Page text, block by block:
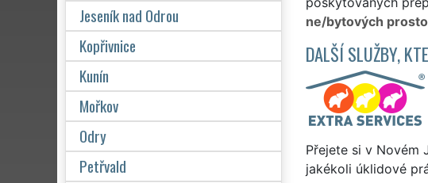
ne/bytových
DALŠÍ SLUŽBY,
Přejete si v Novém
jakékoli úklidové
Jeseník nad Odrou
Kopřivnice
Kunín
Mořkov
Odry
Petřvald